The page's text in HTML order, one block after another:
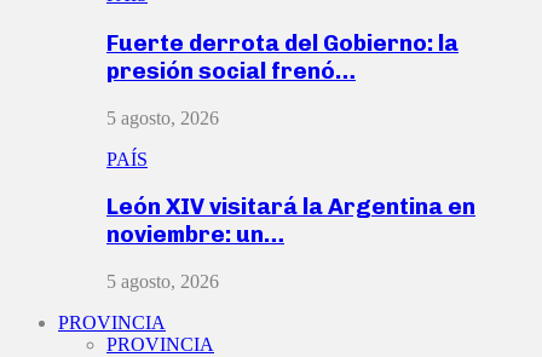
Fuerte derrota del Gobierno: la
presión social frenó…
5 agosto, 2026
PAÍS
León XIV visitará la Argentina en
noviembre: un…
5 agosto, 2026
PROVINCIA
PROVINCIA